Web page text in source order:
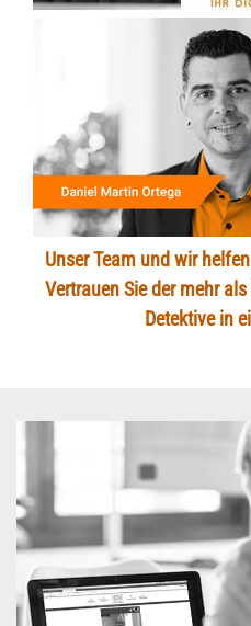
Unser Team und wir
Vertrauen Sie der mehr
Detektive in